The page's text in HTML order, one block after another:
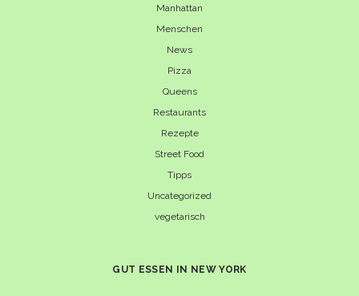
Manhattan
Menschen
News
Pizza
Queens
Restaurants
Rezepte
Street Food
Tipps
Uncategorized
vegetarisch
GUT ESSEN IN NEW YORK